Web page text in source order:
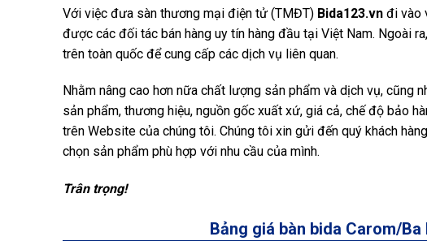
Với việc đưa sàn thương mại điện tử (TMĐT) Bida123.vn đi vào
được các đối tác bán hàng uy tín hàng đầu tại Việt Nam. Ngoài
trên toàn quốc để cung cấp các dịch vụ liên quan.
Nhằm nâng cao hơn nữa chất lượng sản phẩm và dịch vụ, cũng
sản phẩm, thương hiệu, nguồn gốc xuất xứ, giá cả, chế độ bảo
trên Website của chúng tôi. Chúng tôi xin gửi đến quý khách hàng
chọn sản phẩm phù hợp với nhu cầu của mình.
Trân trọng!
Bảng giá bàn bida Carom/Ba